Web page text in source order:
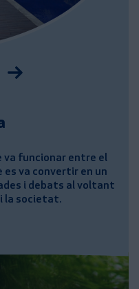
va funcionar entre el
es va convertir en un
i debats al voltant
i la societat.
Següent imatge